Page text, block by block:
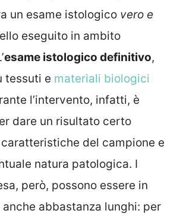
un esame istologico vero e
eseguito in ambito
esame istologico definitivo,
tessuti e materiali biologici
l’intervento, infatti, è
dare un risultato certo
del campione e
natura patologica. I
però, possono essere in
abbastanza lunghi: per